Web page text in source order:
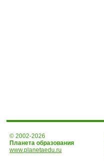
© 2002-2026
Планета образования
www.planetaedu.ru